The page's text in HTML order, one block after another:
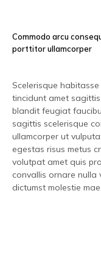
Commodo arcu
porttitor ullamcorper
Scelerisque
tincidunt amet
blandit feugiat
sagittis scelerisque
ullamcorper ut
egestas risus metus
volutpat amet quis
convallis ornare nulla
dictumst molestie